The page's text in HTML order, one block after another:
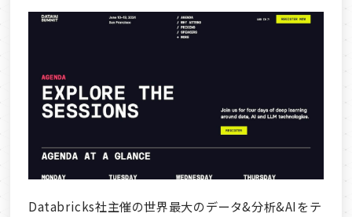
Databricks社主催の世界最大のデータ&分析&AIをテ